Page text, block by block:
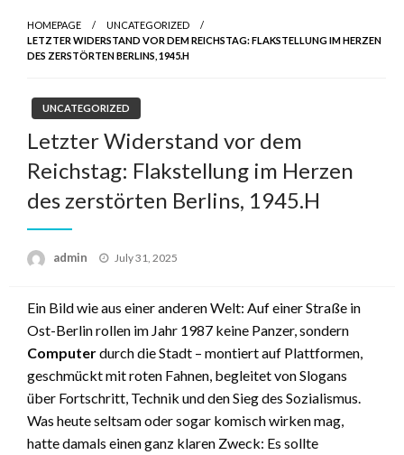
HOMEPAGE
UNCATEGORIZED
LETZTER WIDERSTAND VOR DEM REICHSTAG: FLAKSTELLUNG IM HERZEN
DES ZERSTÖRTEN BERLINS, 1945.H
UNCATEGORIZED
Letzter Widerstand vor dem
Reichstag: Flakstellung im Herzen
des zerstörten Berlins, 1945.H
admin
Posted
July 31, 2025
Ein Bild wie aus einer anderen Welt: Auf einer Straße in
Ost-Berlin rollen im Jahr 1987 keine Panzer, sondern
Computerdurch die Stadt – montiert auf Plattformen,
geschmückt mit roten Fahnen, begleitet von Slogans
über Fortschritt, Technik und den Sieg des Sozialismus.
Was heute seltsam oder sogar komisch wirken mag,
hatte damals einen ganz klaren Zweck: Es sollte